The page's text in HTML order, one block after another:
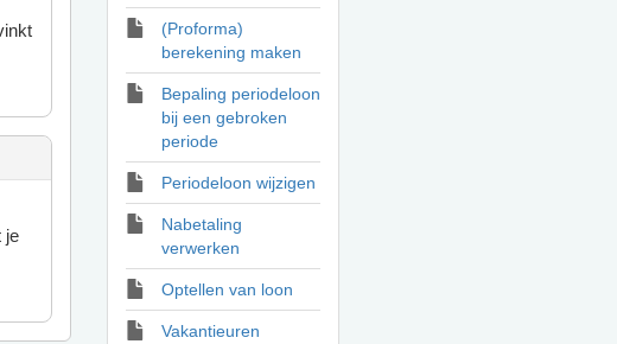
je
(Proforma)
berekening maken
Bepaling periodeloon
bij een gebroken
periode
Periodeloon wijzigen
Nabetaling
verwerken
Optellen van loon
Vakantieuren